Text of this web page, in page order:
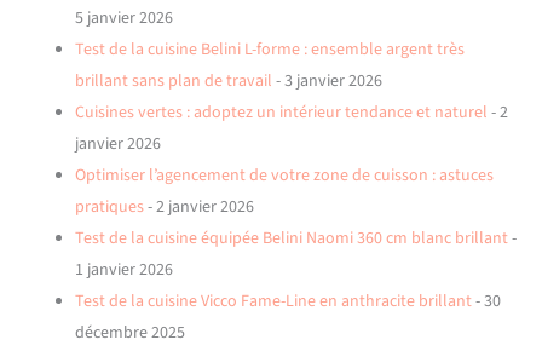
5 janvier 2026
Test de la cuisine Belini L-forme : ensemble argent très
brillant sans plan de travail - 3 janvier 2026
Cuisines vertes : adoptez un intérieur tendance et naturel - 2
janvier 2026
Optimiser l’agencement de votre zone de cuisson : astuces
pratiques- 2 janvier 2026
Test de la cuisine équipée Belini Naomi 360 cm blanc brillant-
1 janvier 2026
Test de la cuisine Vicco Fame-Line en anthracite brillant- 30
décembre 2025